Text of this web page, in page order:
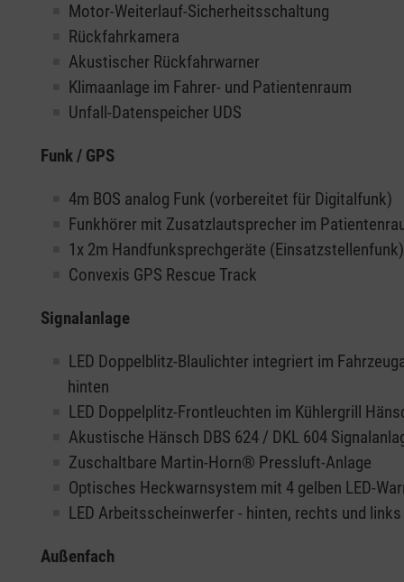
Motor-Weiterlauf-Sicherheitsschaltung
Rückfahrkamera
Akustischer Rückfahrwarner
Klimaanlage im Fahrer- und Patientenraum
Unfall-Datenspeicher UDS
Funk / GPS
4m BOS analog Funk (vorbereitet für Digitalfunk)
Funkhörer mit Zusatzlautsprecher im
1x 2m Handfunksprechgeräte (Einsatzstellenfunk)
Convexis GPS Rescue Track
Signalanlage
LED Doppelblitz-Blaulichter integriert im
hinten
LED Doppelplitz-Frontleuchten im Kühlergrill
Akustische Hänsch DBS 624 / DKL 604
Zuschaltbare Martin-Horn® Pressluft-Anlage
Optisches Heckwarnsystem mit 4 gelben LED-
LED Arbeitsscheinwerfer - hinten, rechts und links
Außenfach